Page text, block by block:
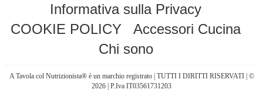
Informativa sulla Privacy
COOKIE POLICY
Accessori Cucina
Chi sono
A Tavola col Nutrizionista® è un marchio registrato | TUTTI I DIRITTI RISERVATI | ©
2026 | P.Iva IT03561731203